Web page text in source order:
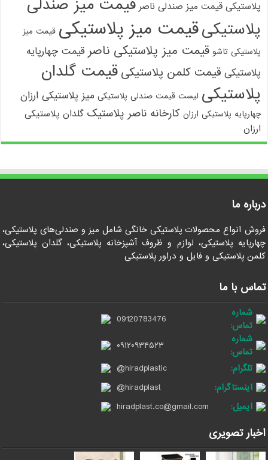
پلاستیکی قیمت میز صندلی ناصر قیمت میز صندلی
پلاستیکیقیمت میز پلاستیکی قیمت میز
پلاستیکی تاشو قیمت میز پلاستیکی ناصر قیمت چهارپایه
پلاستیکی قیمت کلمن پلاستیکی قیمت گلدان
پلاستیکی لیست قیمت صندلی پلاستیکی میز پلاستیکی ارزان
چهارپایه پلاستیکی ارزان کارخانه ناصر پلاستیک گلدان پلاستیکی
ارزان
درباره ما
فروش انواع محصولات پلاستیکی خانگی شامل میز و صندلی‌های پلاستیکی،
چهارپایه پلاستیکی، لوازم و ظروف آشپزخانه پلاستیکی، گلدان پلاستیکی،
کلمن پلاستیکی و فایل و دراور پلاستیکی
تماس با ما
شماره
تماس:
09120783476
شماره
تماس:
۰۹۱۲۰۹۳۴۵۲۳
تلگرام:
@hiradplastic
اینستاگرام:
@hiradplast
ایمیل:
hiradplast.co@gmail.com
اخبار تصویری